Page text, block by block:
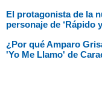
El protagonista de la
personaje de ‘Rápido
¿Por qué Amparo
'Yo Me Llamo' de